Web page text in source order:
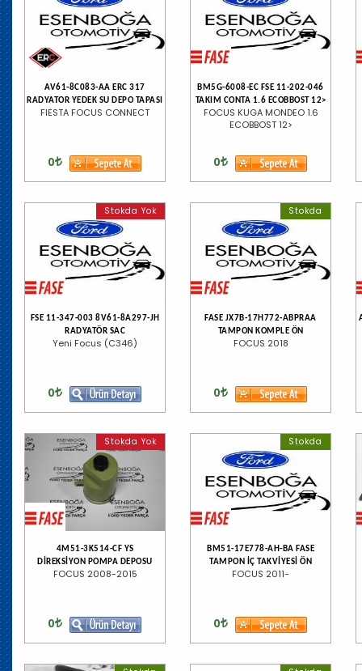
AV61-8C083-AA ERC 317
RADYATOR YEDEK SU DEPO TAPASI
FIESTA FOCUS CONNECT
0
BM5G-6008-EC FSE 11-202-046
TAKIM CONTA 1.6 ECOBBOST 12>
FOCUS KUGA MONDEO 1.6
ECOBBOST 12>
0
Stokda Yok
FSE 11-347-003 8V61-8A297-JH
RADYATÖR SAC
Yeni Focus (C346)
0
Stokda
FASE JX7B-17H772-ABPRAA
TAMPON KOMPLE ÖN
FOCUS 2018
0
Stokda Yok
4M51-3K514-CF YS
DİREKSİYON POMPA DEPOSU
FOCUS 2008-2015
0
Stokda
BM51-17E778-AH-BA FASE
TAMPON İÇ TAKVİYESİ ÖN
FOCUS 2011-
0